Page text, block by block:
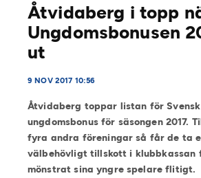
Åtvidaberg i topp
Ungdomsbonusen
ut
9 NOV 2017 10:56
Åtvidaberg toppar listan för
ungdomsbonus för säsongen 2017.
fyra andra föreningar så får de ta
välbehövligt tillskott i klubbkassan
mönstrat sina yngre spelare flitigt.